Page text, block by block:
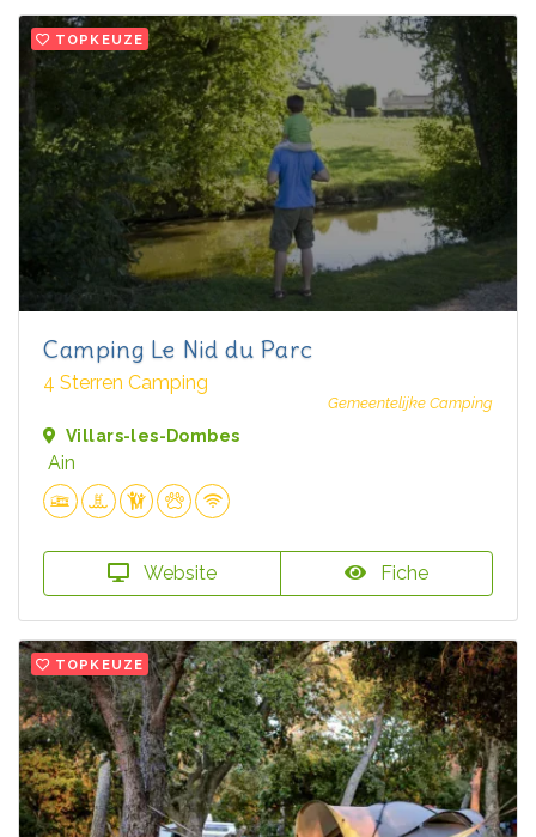
TOPKEUZE
Camping Le Nid du Parc
4 Sterren Camping
Gemeentelijke Camping
Villars-les-Dombes
Ain
Website Fiche
TOPKEUZE